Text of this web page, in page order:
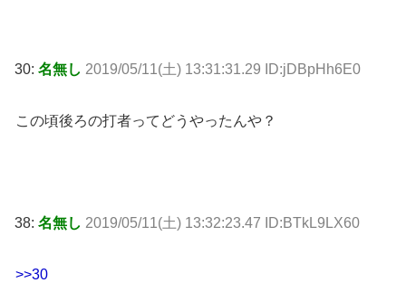
30: 名無し 2019/05/11(土) 13:31:31.29 ID:jDBpHh6E0
この頃後ろの打者ってどうやったんや？
38: 名無し 2019/05/11(土) 13:32:23.47 ID:BTkL9LX60
>>30